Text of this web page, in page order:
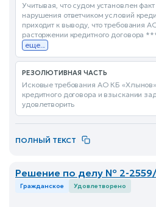
Учитывая, что судом установлен
нарушения ответчиком условий
приходит к выводу, что
расторжении кредитного договора
еще...
РЕЗОЛЮТИВНАЯ ЧАСТЬ
Исковые требования АО КБ
кредитного договора и взыскании
удовлетворить
ПОЛНЫЙ ТЕКСТ
Решение по делу № 2-
Гражданское Удовлетворено